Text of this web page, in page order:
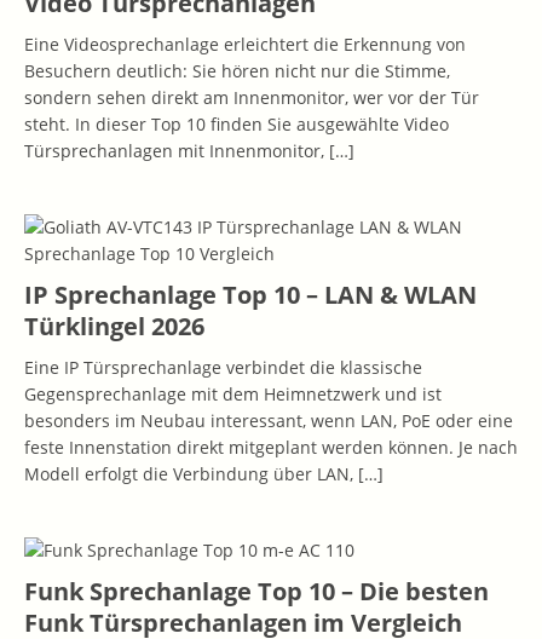
Eine Videosprechanlage erleichtert die Erkennung von
Besuchern deutlich: Sie hören nicht nur die Stimme,
sondern sehen direkt am Innenmonitor, wer vor der Tür
steht. In dieser Top 10 finden Sie ausgewählte Video
Türsprechanlagen mit Innenmonitor, […]
IP Sprechanlage Top 10 – LAN & WLAN
Türklingel 2026
Eine IP Türsprechanlage verbindet die klassische
Gegensprechanlage mit dem Heimnetzwerk und ist
besonders im Neubau interessant, wenn LAN, PoE oder eine
feste Innenstation direkt mitgeplant werden können. Je nach
Modell erfolgt die Verbindung über LAN, […]
Funk Sprechanlage Top 10 – Die besten
Funk Türsprechanlagen im Vergleich